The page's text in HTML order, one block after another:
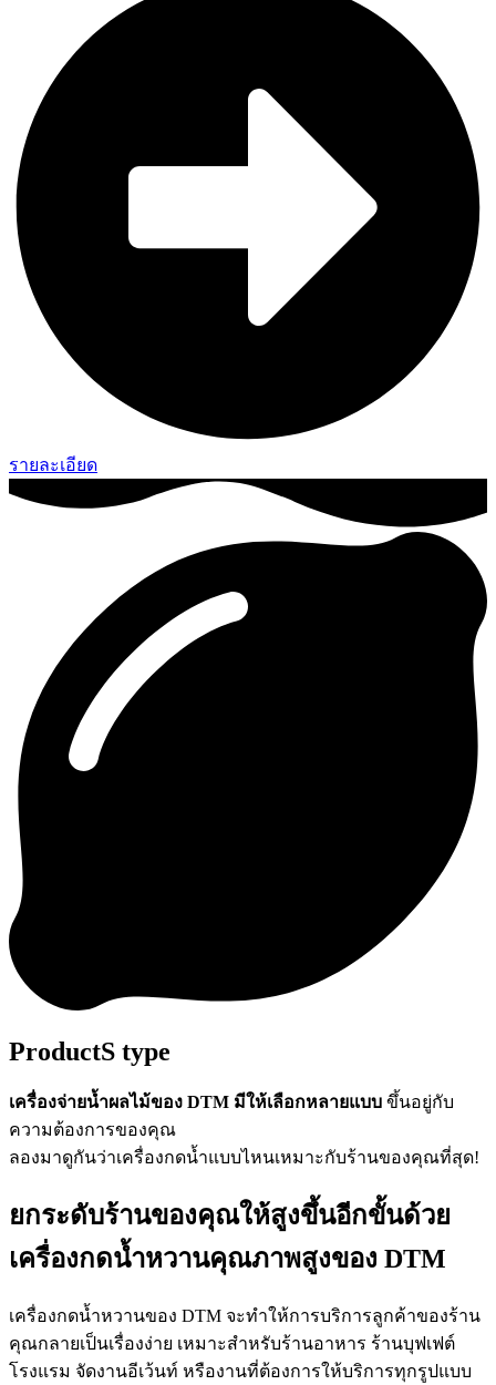
รายละเอียด
ProductS type
เครื่องจ่ายน้ำผลไม้ของ DTM มีให้เลือกหลายแบบ ขึ้นอยู่กับ
ความต้องการของคุณ
ลองมาดูกันว่าเครื่องกดน้ำแบบไหนเหมาะกับร้านของคุณที่สุด!
ยกระดับร้านของคุณให้สูงขึ้นอีกขั้นด้วย
เครื่องกดน้ำหวานคุณภาพสูงของ DTM
เครื่องกดน้ำหวานของ DTM จะทำให้การบริการลูกค้าของร้าน
คุณกลายเป็นเรื่องง่าย เหมาะสำหรับร้านอาหาร ร้านบุฟเฟต์
โรงแรม จัดงานอีเว้นท์ หรืองานที่ต้องการให้บริการทุกรูปแบบ